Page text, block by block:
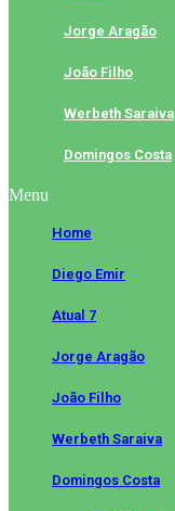
Jorge Aragão
João Filho
Werbeth Saraiva
Domingos Costa
Menu
Home
Diego Emir
Atual 7
Jorge Aragão
João Filho
Werbeth Saraiva
Domingos Costa